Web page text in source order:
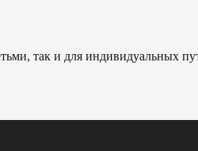
так и для индивидуальных